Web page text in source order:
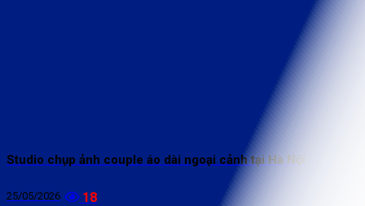
Studio chụp ảnh couple áo dài ngoại cảnh tại Hà Nội
25/05/2026
18